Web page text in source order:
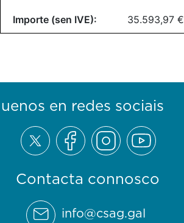
35.593,97 €
Contacta connosco
info@csag.gal
en redes sociais